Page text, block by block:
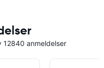
12840 anmeldelser